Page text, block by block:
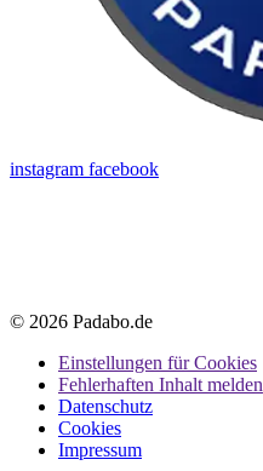
instagram facebook
© 2026 Padabo.de
Einstellungen für Cookies
Fehlerhaften Inhalt melden
Datenschutz
Cookies
Impressum